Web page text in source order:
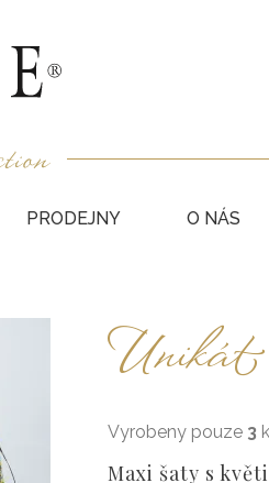
NEPODŠITÉ
KABÁTKY
VESTY
KABÁTY, BUNDY
DÁRKOVÉ POUKAZY
PRODEJNY O NÁS
Unikát
Vyrobeny pouze 3
Maxi šaty s